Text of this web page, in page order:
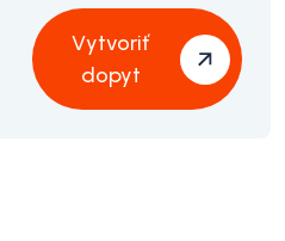
Vytvoriť
dopyt